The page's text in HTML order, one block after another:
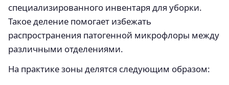
специализированного инвентаря для уборки.
Такое деление помогает избежать
распространения патогенной микрофлоры между
различными отделениями.
На практике зоны делятся следующим образом: